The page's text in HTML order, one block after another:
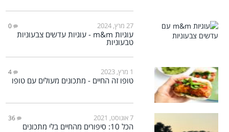
27 מרץ, 2024 0
עוגיות m&m - עוגיות עדשים צבעוניות
טבעוניות
1 מרץ, 2023 4
טופו זה החיים - מתכונים מעולים עם טופו
7 אוגוסט, 2021 36
הכל 10: סיפורים מהחיים בלי מתכונים